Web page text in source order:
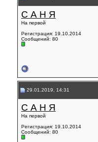
С А Н Я
На первой
Регистрация: 19.10.2014
Сообщений: 80
29.01.2019, 14:31
С А Н Я
На первой
Регистрация: 19.10.2014
Сообщений: 80